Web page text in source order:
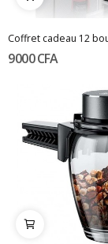
9 000 CFA